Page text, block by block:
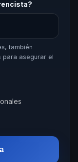
también
para asegurar el